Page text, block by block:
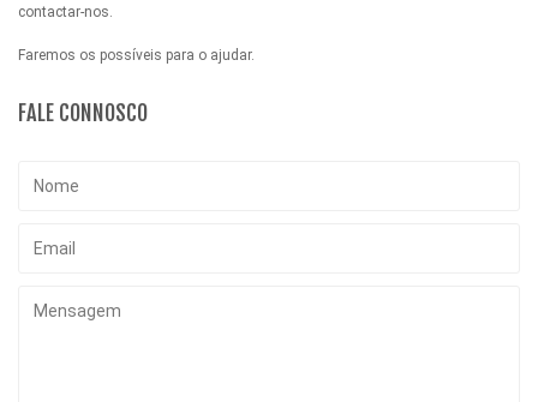
contactar-nos.
Faremos os possíveis para o ajudar.
FALE CONNOSCO